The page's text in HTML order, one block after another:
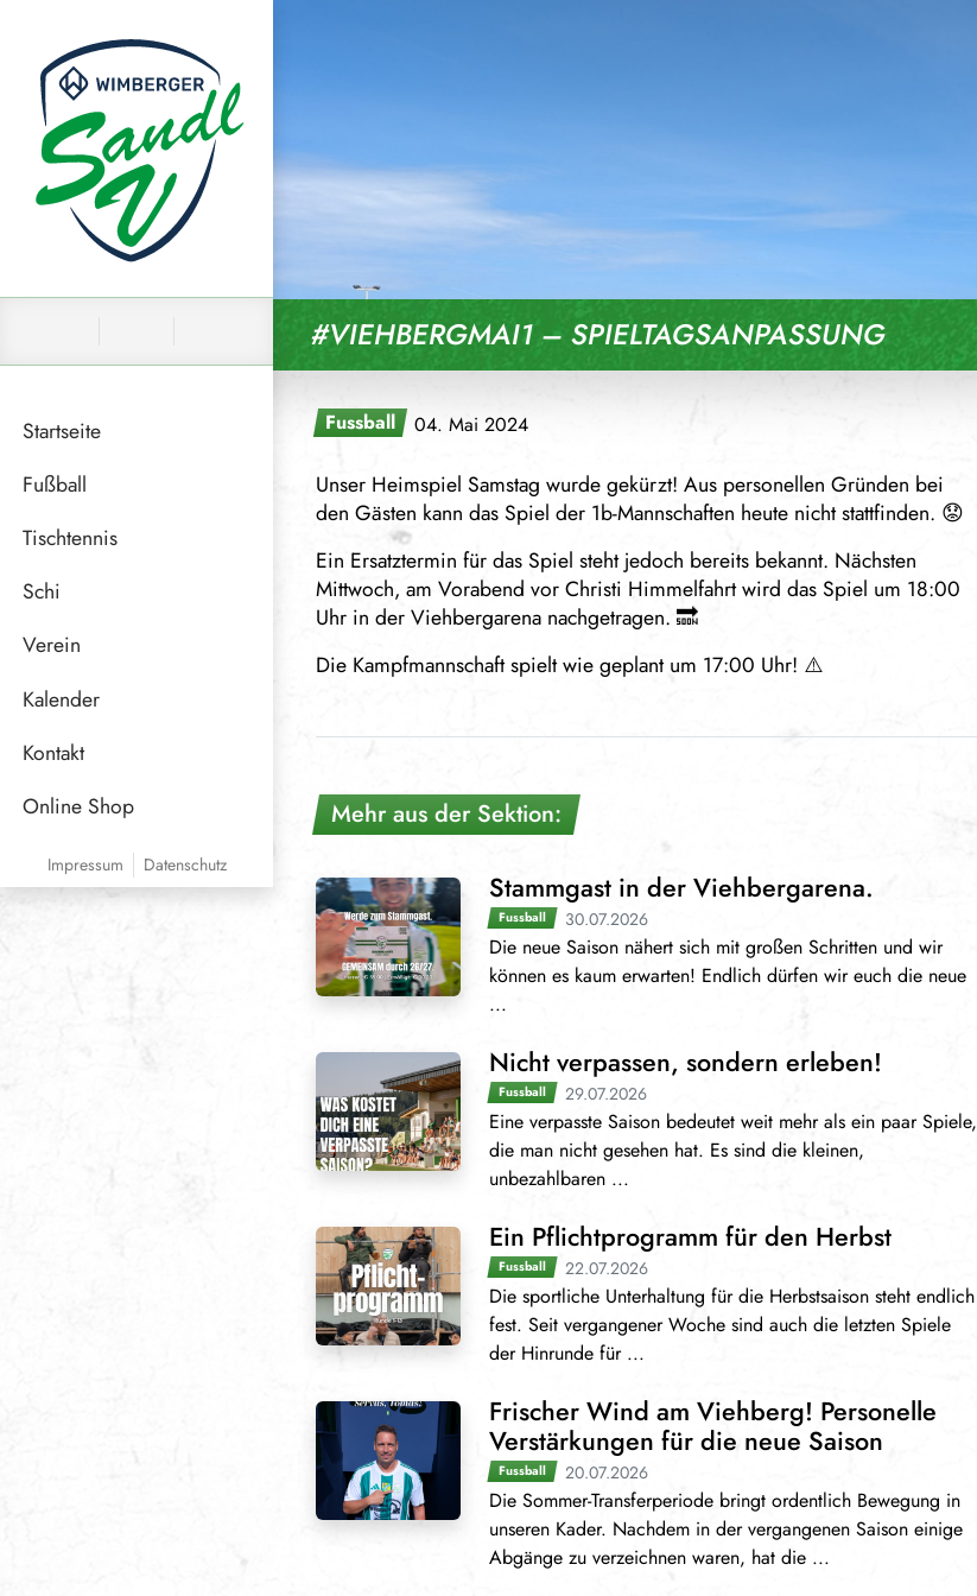
Startseite
Fußball
News
Tischtennis
Schi
Verein
Funktionäre
Kalender
Kontakt
Online Shop
Impressum Datenschutz
#VIEHBERGMAI1 – SPIELTAGSANPASSUNG
Fussball 04. Mai 2024
Unser Heimspiel Samstag wurde gekürzt! Aus personellen Gründen bei
den Gästen kann das Spiel der 1b-Mannschaften heute nicht stattfinden. 😟
Ein Ersatztermin für das Spiel steht jedoch bereits bekannt. Nächsten
Mittwoch, am Vorabend vor Christi Himmelfahrt wird das Spiel um 18:00
Uhr in der Viehbergarena nachgetragen. 🔜
Die Kampfmannschaft spielt wie geplant um 17:00 Uhr! ⚠️
Mehr aus der Sektion:
Stammgast in der Viehbergarena.
Fussball 30.07.2026
Die neue Saison nähert sich mit großen Schritten und wir
können es kaum erwarten! Endlich dürfen wir euch die neue
...
Nicht verpassen, sondern erleben!
Fussball 29.07.2026
Eine verpasste Saison bedeutet weit mehr als ein paar Spiele,
die man nicht gesehen hat. Es sind die kleinen,
unbezahlbaren ...
Ein Pflichtprogramm für den Herbst
Fussball 22.07.2026
Die sportliche Unterhaltung für die Herbstsaison steht endlich
fest. Seit vergangener Woche sind auch die letzten Spiele
der Hinrunde für ...
Frischer Wind am Viehberg! Personelle
Verstärkungen für die neue Saison
Fussball 20.07.2026
Die Sommer-Transferperiode bringt ordentlich Bewegung in
unseren Kader. Nachdem in der vergangenen Saison einige
Abgänge zu verzeichnen waren, hat die ...